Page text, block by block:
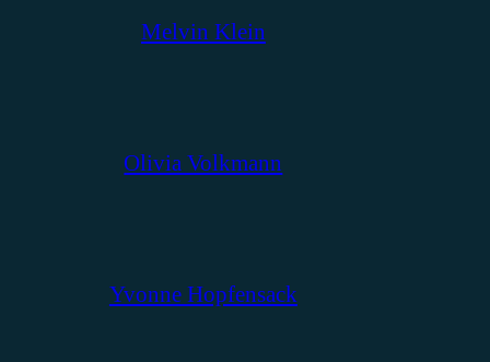
Melvin Klein
Olivia Volkmann
Yvonne Hopfensack